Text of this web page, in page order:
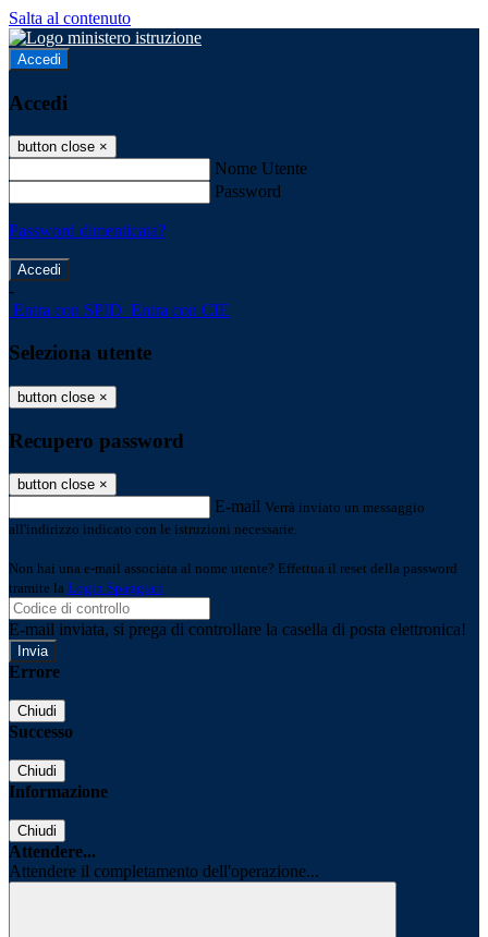
Salta al contenuto
Accedi
Accedi
button close ×
Nome Utente
Password
Password dimenticata?
-
Entra con SPID Entra con CIE
Seleziona utente
button close ×
Recupero password
button close ×
E-mail Verrà inviato un messaggio
all'indirizzo indicato con le istruzioni necessarie.
Non hai una e-mail associata al nome utente? Effettua il reset della password
tramite la Login Spaggiari
E-mail inviata, si prega di controllare la casella di posta elettronica!
Errore
Chiudi
Successo
Chiudi
Informazione
Chiudi
Attendere...
Attendere il completamento dell'operazione...